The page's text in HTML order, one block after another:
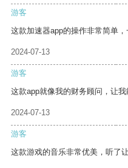
游客
这款加速器app的操作非常简单，
2024-07-13
游客
这款app就像我的财务顾问，让我
2024-07-13
游客
这款游戏的音乐非常优美，听了